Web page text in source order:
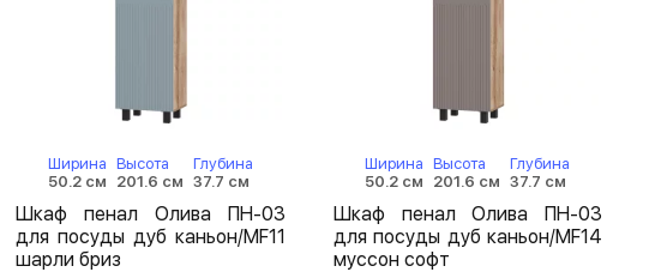
Ширина
50.2 см
Высота
201.6 см
Глубина
37.7 см
Шкаф пенал Олива ПН-03
для посуды дуб каньон/MF11
шарли бриз
Ширина
50.2 см
Высота
201.6 см
Глубина
37.7 см
Шкаф пенал Олива ПН-03
для посуды дуб каньон/MF14
муссон софт